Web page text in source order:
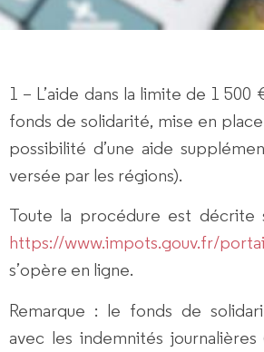
1 – L’aide dans la limite de 1 500
fonds de solidarité, mise en
possibilité d’une aide
versée par les régions).
Toute la procédure est décrite
https://www.impots.gouv.fr/
s’opère en ligne.
Remarque : le fonds de
avec les indemnités